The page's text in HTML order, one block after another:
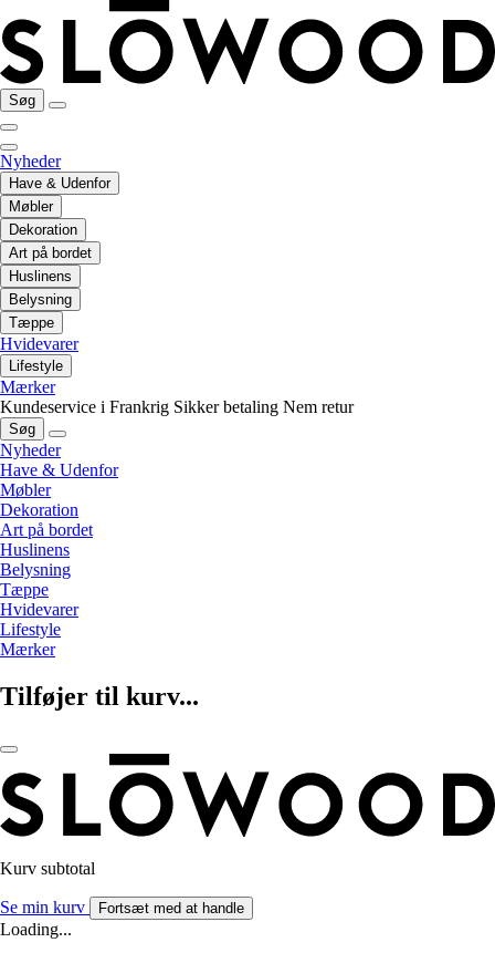
Søg
Nyheder
Have & Udenfor
Møbler
Dekoration
Art på bordet
Huslinens
Belysning
Tæppe
Hvidevarer
Lifestyle
Mærker
Kundeservice i Frankrig Sikker betaling Nem retur
Søg
Nyheder
Have & Udenfor
Møbler
Dekoration
Art på bordet
Huslinens
Belysning
Tæppe
Hvidevarer
Lifestyle
Mærker
Tilføjer til kurv...
Kurv subtotal
Se min kurv Fortsæt med at handle
Loading...